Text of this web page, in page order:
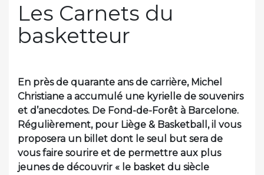
Les Carnets du
basketteur
En près de quarante ans de carrière, Michel
Christiane a accumulé une kyrielle de souvenirs
et d’anecdotes. De Fond-de-Forêt à Barcelone.
Régulièrement, pour Liège & Basketball, il vous
proposera un billet dont le seul but sera de
vous faire sourire et de permettre aux plus
jeunes de découvrir « le basket du siècle